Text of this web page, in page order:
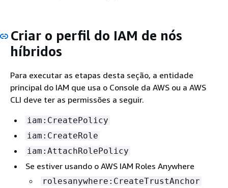
Criar o perfil do IAM de nós
híbridos
Para executar as etapas desta seção, a entidade
principal do IAM que usa o Console da AWS ou a AWS
CLI deve ter as permissões a seguir.
iam:CreatePolicy
iam:CreateRole
iam:AttachRolePolicy
Se estiver usando o AWS IAM Roles Anywhere
rolesanywhere:CreateTrustAnchor